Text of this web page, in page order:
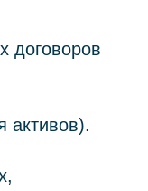
договоров
активов).